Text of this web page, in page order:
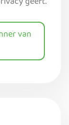
van